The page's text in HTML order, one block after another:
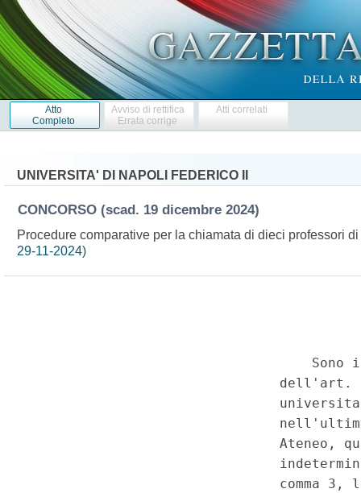
Atto
Completo
Avviso di rettifica
Errata corrige
Atti correlati
UNIVERSITA' DI NAPOLI FEDERICO II
CONCORSO (scad. 19 dicembre 2024)
Procedure comparative per la chiamata di dieci professori
29-11-2024)